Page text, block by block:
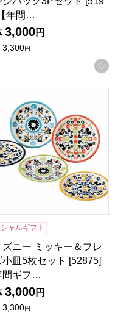
りに登録する
年間…
3,000円
3,300円
ャルギフト
ズニー ミッキー＆フレ
小皿5枚セット [52875]
間ギフ…
3,000円
3,300円